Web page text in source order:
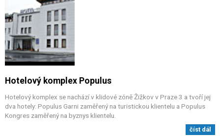
Hotelový komplex Populus
Hotelový komplex se nachází v klidové zóně Žižkov v Praze 3 a tvoří jej
dva hotely: Populus Garni zaměřený na turistickou klientelu a Populus
Kongres zaměřený na byznys klientelu.
číst dál